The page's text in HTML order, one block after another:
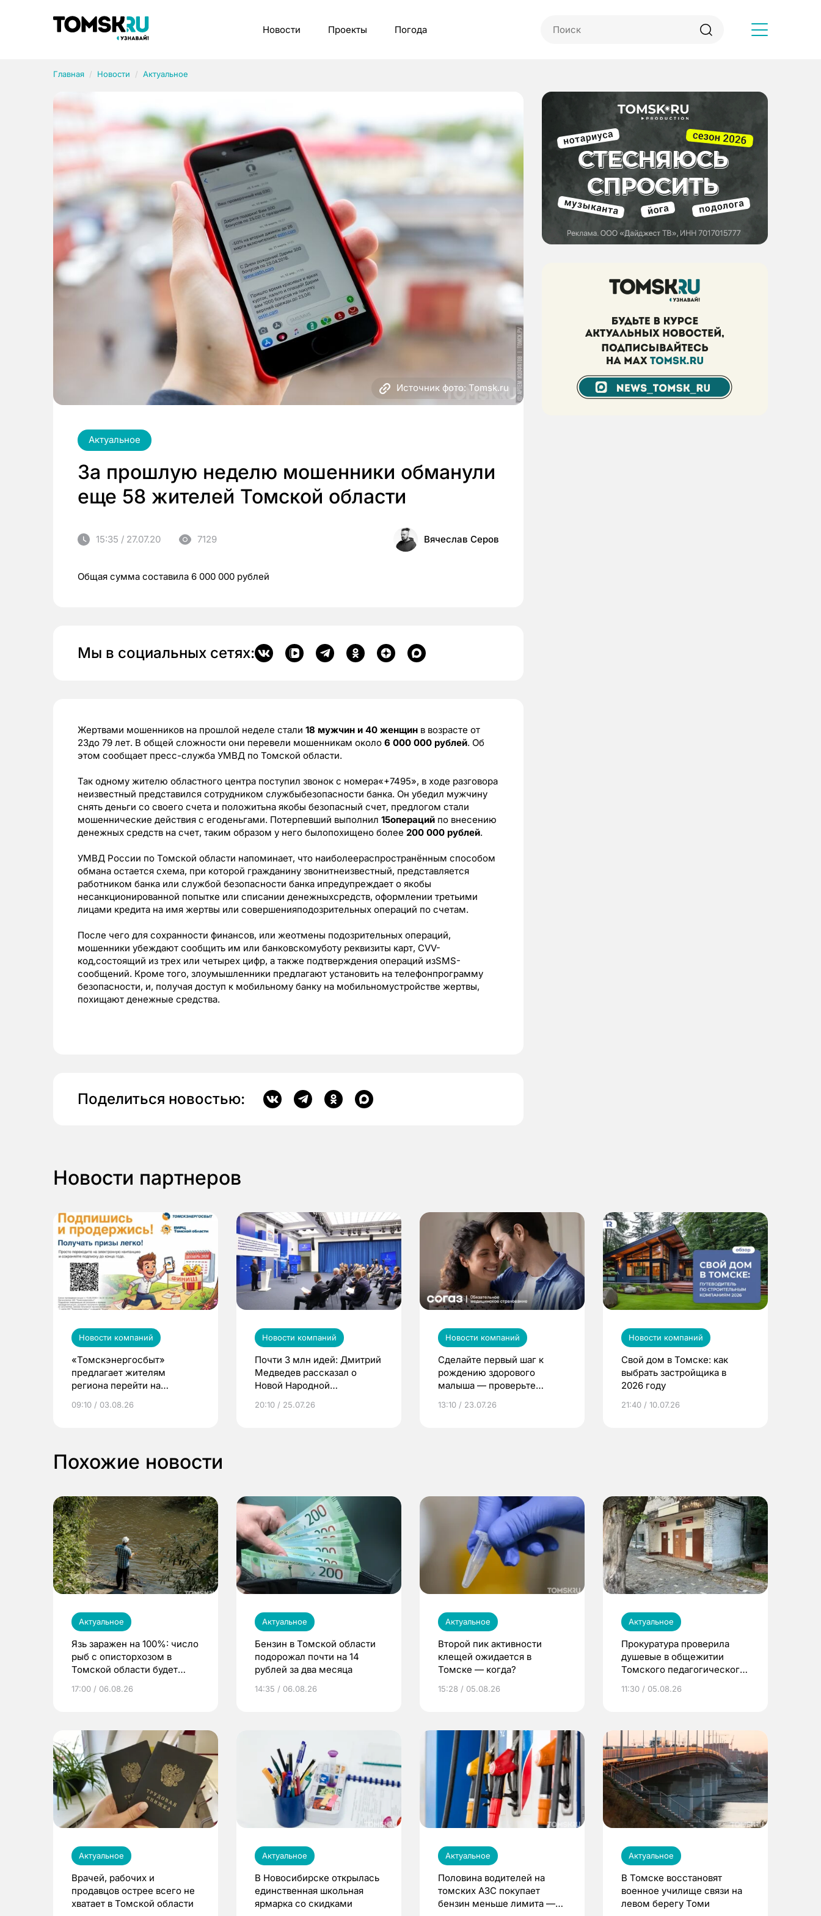
Новости Проекты Погода
Главная Новости Актуальное
Источник фото: Tomsk.ru
Актуальное
За прошлую неделю мошенники обманули
еще 58 жителей Томской области
15:35 / 27.07.20 7129 Вячеслав Серов
Общая сумма составила 6 000 000 рублей
Мы в социальных сетях:
Жертвами мошенников на прошлой неделе стали 18 мужчин и 40 женщин в возрасте от
23до 79 лет. В общей сложности они перевели мошенникам около 6 000 000 рублей. Об
этом сообщает пресс-служба УМВД по Томской области.
Так одному жителю областного центра поступил звонок с номера«+7495», в ходе разговора
неизвестный представился сотрудником службыбезопасности банка. Он убедил мужчину
снять деньги со своего счета и положитьна якобы безопасный счет, предлогом стали
мошеннические действия с егоденьгами. Потерпевший выполнил 15операций по внесению
денежных средств на счет, таким образом у него былопохищено более 200 000 рублей.
УМВД России по Томской области напоминает, что наиболеераспространённым способом
обмана остается схема, при которой гражданину звонитнеизвестный, представляется
работником банка или службой безопасности банка ипредупреждает о якобы
несанкционированной попытке или списании денежныхсредств, оформлении третьими
лицами кредита на имя жертвы или совершенияподозрительных операций по счетам.
После чего для сохранности финансов, или жеотмены подозрительных операций,
мошенники убеждают сообщить им или банковскомуботу реквизиты карт, CVV-
код,состоящий из трех или четырех цифр, а также подтверждения операций изSMS-
сообщений. Кроме того, злоумышленники предлагают установить на телефонпрограмму
безопасности, и, получая доступ к мобильному банку на мобильномустройстве жертвы,
похищают денежные средства.
Поделиться новостью:
Новости партнеров
Новости компаний
«Томскэнергосбыт»
предлагает жителям
региона перейти на
выиграть призы
09:10 / 03.08.26
Новости компаний
Почти 3 млн идей: Дмитрий
Медведев рассказал о
Новой Народной
20:10 / 25.07.26
Новости компаний
Сделайте первый шаг к
рождению здорового
малыша — проверьте
по ОМС!
13:10 / 23.07.26
Новости компаний
Свой дом в Томске: как
выбрать застройщика в
2026 году
21:40 / 10.07.26
Похожие новости
Актуальное
Язь заражен на 100%: число
рыб с описторхозом в
Томской области будет
17:00 / 06.08.26
Актуальное
Бензин в Томской области
подорожал почти на 14
рублей за два месяца
14:35 / 06.08.26
Актуальное
Второй пик активности
клещей ожидается в
Томске — когда?
15:28 / 05.08.26
Актуальное
Прокуратура проверила
душевые в общежитии
Томского педагогического
11:30 / 05.08.26
Актуальное
Врачей, рабочих и
продавцов острее всего не
хватает в Томской области
Актуальное
В Новосибирске открылась
единственная школьная
ярмарка со скидками
Актуальное
Половина водителей на
томских АЗС покупает
бензин меньше лимита —
Актуальное
В Томске восстановят
военное училище связи на
левом берегу Томи
Рубрики